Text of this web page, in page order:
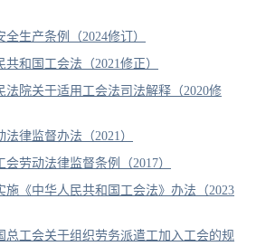
全生产条例（2024修订）
共和国工会法（2021修正）
法院关于适用工会法司法解释（2020修
法律监督办法（2021）
会劳动法律监督条例（2017）
施《中华人民共和国工会法》办法（2023
总工会关于组织劳务派遣工加入工会的规